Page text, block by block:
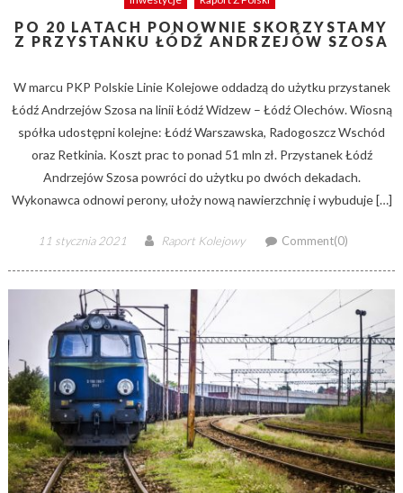
PO 20 LATACH PONOWNIE SKORZYSTAMY
Z PRZYSTANKU ŁÓDŹ ANDRZEJÓW SZOSA
W marcu PKP Polskie Linie Kolejowe oddadzą do użytku przystanek
Łódź Andrzejów Szosa na linii Łódź Widzew – Łódź Olechów. Wiosną
spółka udostępni kolejne: Łódź Warszawska, Radogoszcz Wschód
oraz Retkinia. Koszt prac to ponad 51 mln zł. Przystanek Łódź
Andrzejów Szosa powróci do użytku po dwóch dekadach.
Wykonawca odnowi perony, ułoży nową nawierzchnię i wybuduje […]
Posted
11 stycznia 2021 Author
Raport Kolejowy Comment(0)